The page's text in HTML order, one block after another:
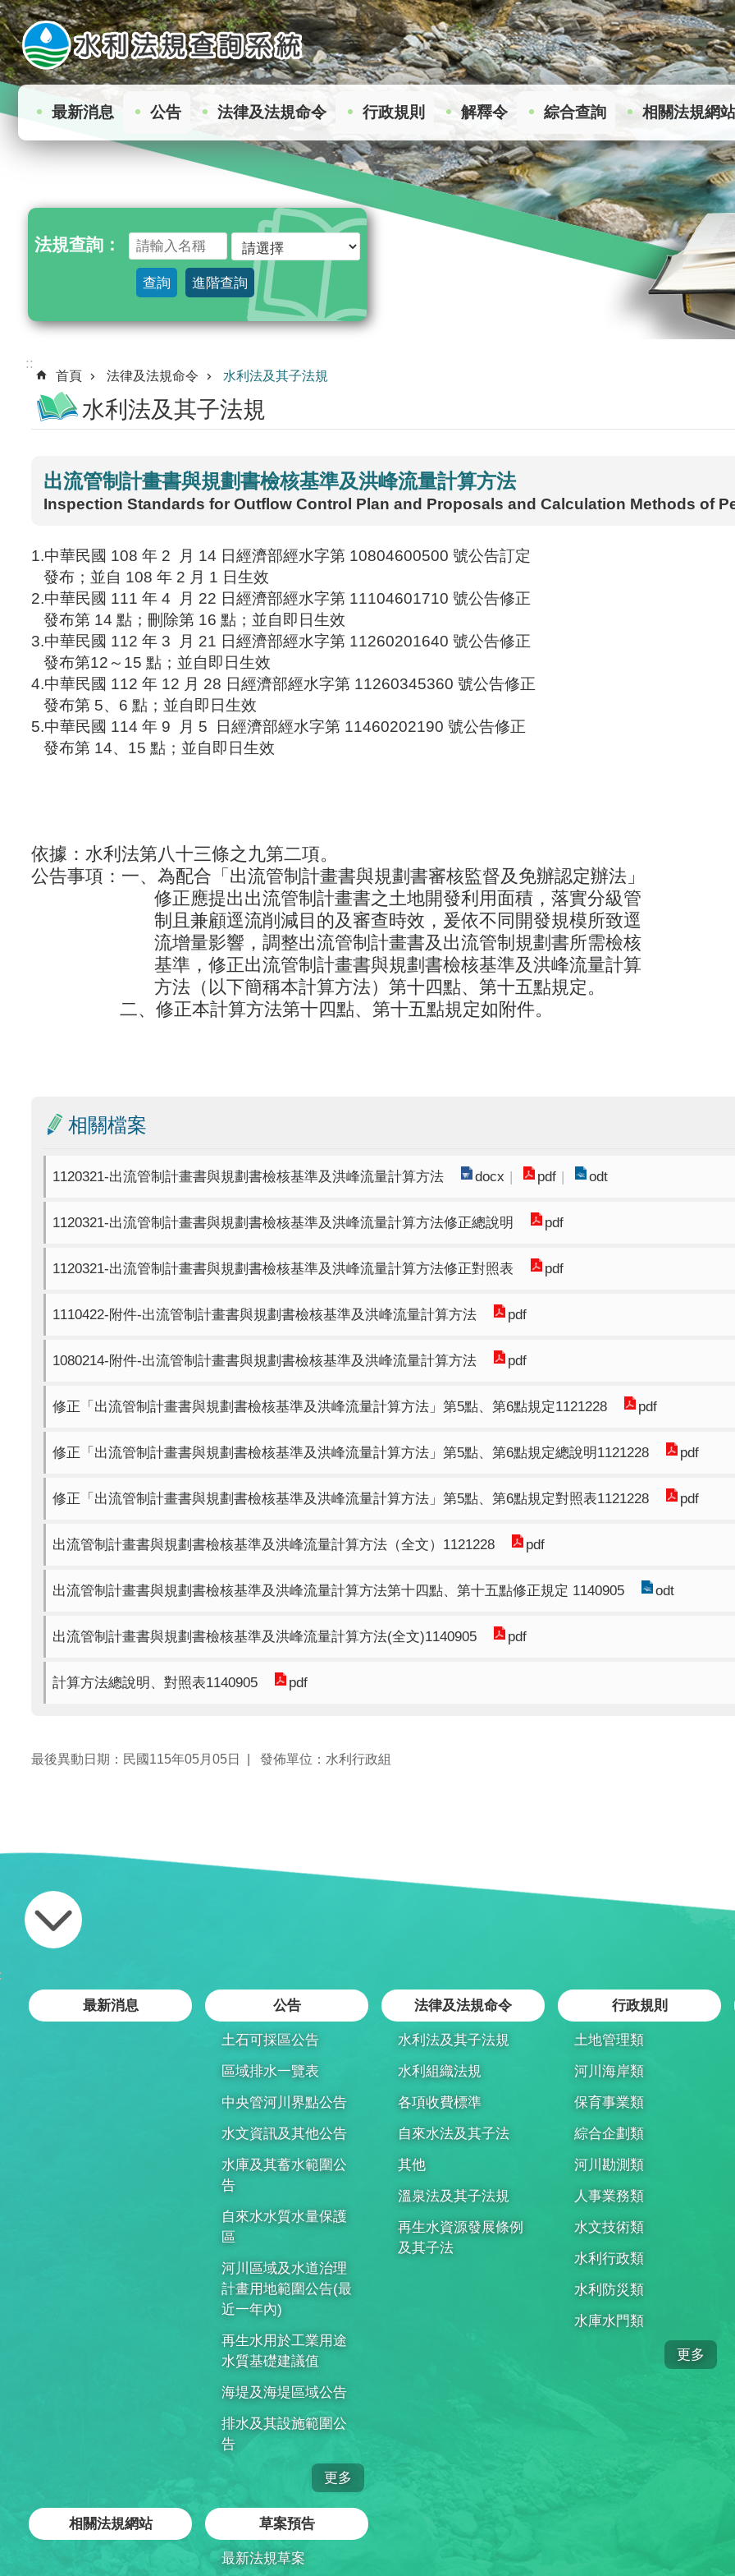
跳到主要內容區塊
最新消息 公告 法律及法規命令 行政規則 解釋令 綜合查詢 相關法規網站
法規查詢：
查詢 進階查詢
:::
首頁 法律及法規命令 水利法及其子法規
水利法及其子法規
出流管制計畫書與規劃書檢核基準及洪峰流量計算方法
Inspection Standards for Outflow Control Plan and Proposals and Calculation Methods of
1.中華民國 108 年 2 月 14 日經濟部經水字第 10804600500 號公告訂定
發布；並自 108 年 2 月 1 日生效
2.中華民國 111 年 4 月 22 日經濟部經水字第 11104601710 號公告修正
發布第 14 點；刪除第 16 點；並自即日生效
3.中華民國 112 年 3 月 21 日經濟部經水字第 11260201640 號公告修正
發布第12～15 點；並自即日生效
4.中華民國 112 年 12 月 28 日經濟部經水字第 11260345360 號公告修正
發布第 5、6 點；並自即日生效
5.中華民國 114 年 9 月 5 日經濟部經水字第 11460202190 號公告修正
發布第 14、15 點；並自即日生效
依據：水利法第八十三條之九第二項。
公告事項：一、為配合「出流管制計畫書與規劃書審核監督及免辦認定辦法」
修正應提出出流管制計畫書之土地開發利用面積，落實分級管
制且兼顧逕流削減目的及審查時效，爰依不同開發規模所致逕
流增量影響，調整出流管制計畫書及出流管制規劃書所需檢核
基準，修正出流管制計畫書與規劃書檢核基準及洪峰流量計算
方法（以下簡稱本計算方法）第十四點、第十五點規定。
二、修正本計算方法第十四點、第十五點規定如附件。
相關檔案
1120321-出流管制計畫書與規劃書檢核基準及洪峰流量計算方法 docx pdf odt
1120321-出流管制計畫書與規劃書檢核基準及洪峰流量計算方法修正總說明 pdf
1120321-出流管制計畫書與規劃書檢核基準及洪峰流量計算方法修正對照表 pdf
1110422-附件-出流管制計畫書與規劃書檢核基準及洪峰流量計算方法 pdf
1080214-附件-出流管制計畫書與規劃書檢核基準及洪峰流量計算方法 pdf
修正「出流管制計畫書與規劃書檢核基準及洪峰流量計算方法」第5點、第6點規定1121228 pdf
修正「出流管制計畫書與規劃書檢核基準及洪峰流量計算方法」第5點、第6點規定總說明1121228 pdf
修正「出流管制計畫書與規劃書檢核基準及洪峰流量計算方法」第5點、第6點規定對照表1121228 pdf
出流管制計畫書與規劃書檢核基準及洪峰流量計算方法（全文）1121228 pdf
出流管制計畫書與規劃書檢核基準及洪峰流量計算方法第十四點、第十五點修正規定 1140905 odt
出流管制計畫書與規劃書檢核基準及洪峰流量計算方法(全文)1140905 pdf
計算方法總說明、對照表1140905 pdf
最後異動日期：民國115年05月05日 發佈單位：水利行政組
最新消息
公告
土石可採區公告
區域排水一覽表
中央管河川界點公告
水文資訊及其他公告
水庫及其蓄水範圍公
告
自來水水質水量保護
區
河川區域及水道治理
計畫用地範圍公告(最
近一年內)
再生水用於工業用途
水質基礎建議值
海堤及海堤區域公告
排水及其設施範圍公
告
更多
法律及法規命令
水利法及其子法規
水利組織法規
各項收費標準
自來水法及其子法
其他
溫泉法及其子法規
再生水資源發展條例
及其子法
行政規則
土地管理類
河川海岸類
保育事業類
綜合企劃類
河川勘測類
人事業務類
水文技術類
水利行政類
水利防災類
水庫水門類
更多
相關法規網站 草案預告
最新法規草案